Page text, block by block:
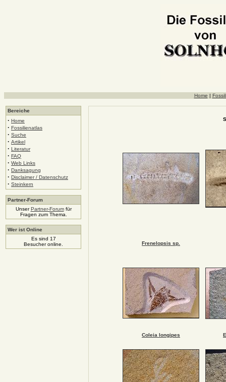
Home |
Bereiche
· Home
· Fossilienatlas
· Suche
· Artikel
· Literatur
· FAQ
· Web Links
· Danksagung
· Disclaimer / Datenschutz
· Steinkern
Partner-Forum
UnserPartner-Forumfür
Fragen zum Thema.
Wer ist Online
Es sind 17
Besucher online.
Frenelopsis sp.
Coleia longipes